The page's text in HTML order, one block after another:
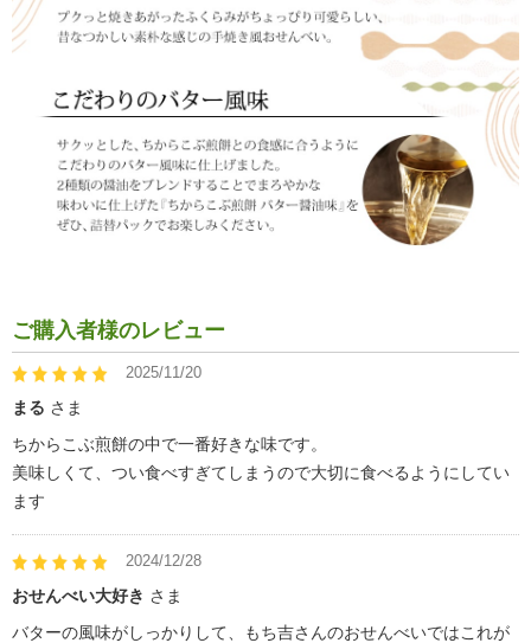
ご購入者様のレビュー
2025/11/20
まる さま
ちからこぶ煎餅の中で一番好きな味です。
美味しくて、つい食べすぎてしまうので大切に食べるようにしてい
ます
2024/12/28
おせんべい大好き さま
バターの風味がしっかりして、もち吉さんのおせんべいではこれが